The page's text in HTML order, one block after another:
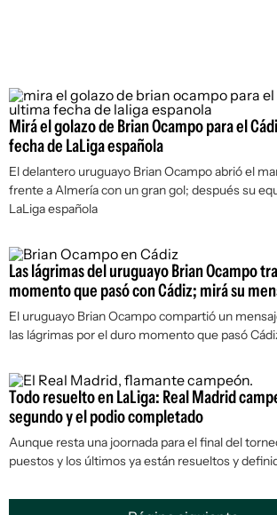
Mirá el golazo de Brian Ocampo para el
fecha de LaLiga española
El delantero uruguayo Brian Ocampo abrió el
frente a Almería con un gran gol; después su
LaLiga española
Las lágrimas del uruguayo Brian Ocampo
momento que pasó con Cádiz; mirá su
El uruguayo Brian Ocampo compartió un
las lágrimas por el duro momento que pasó
Todo resuelto en LaLiga: Real Madrid
segundo y el podio completado
Aunque resta una joornada para el final del
puestos y los últimos ya están resueltos y